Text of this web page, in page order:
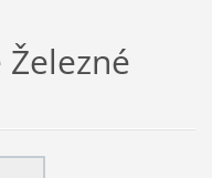
Železné